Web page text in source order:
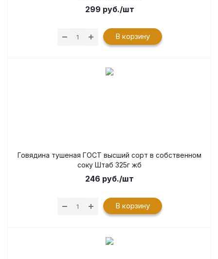
299 руб./шт
В корзину
Говядина тушеная ГОСТ высший сорт в собственном
соку Штаб 325г жб
246 руб./шт
В корзину